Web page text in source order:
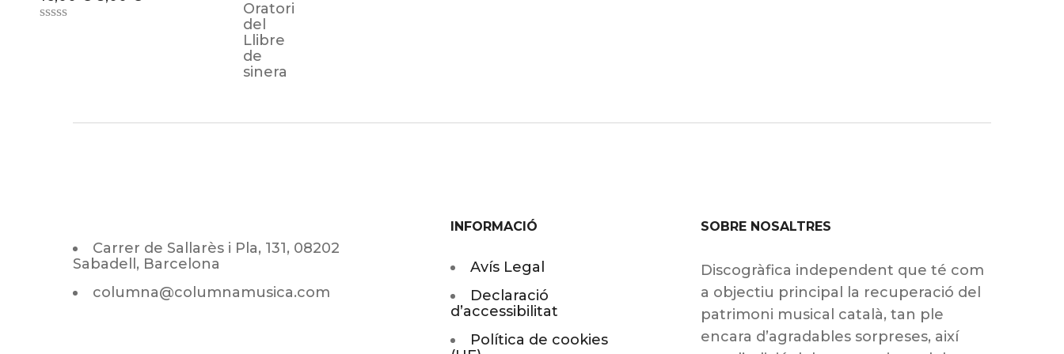
Carrer de Sallarès i Pla, 131, 08202
Sabadell, Barcelona
columna@columnamusica.com
INFORMACIÓ
Avís Legal
Declaració
d’accessibilitat
Política de cookies
SOBRE NOSALTRES
Discogràfica independent que té com
a objectiu principal la recuperació del
patrimoni musical català, tan ple
encara d’agradables sorpreses, així